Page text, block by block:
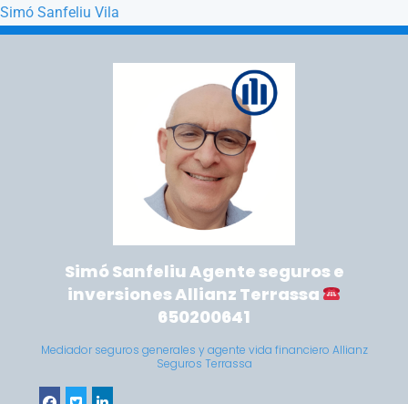
Simó Sanfeliu Vila
Saltar a la navegación principal
Saltar al contenido principal
Simó Sanfeliu Agente seguros e
inversiones Allianz Terrassa
650200641
Mediador seguros generales y agente vida financiero Allianz
Seguros Terrassa